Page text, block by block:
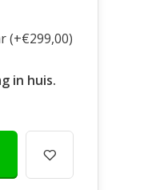
(+€299,00)
in huis.